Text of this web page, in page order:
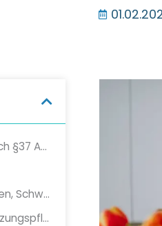
Was ist eine Unterstützungspflege nach §37 Abs.1 SGB V
Kostenlose Haushaltshilfe für Senioren, Schwangere und Pflegebedürftige
Wer hat Anspruch auf eine Unterstützungspflege?